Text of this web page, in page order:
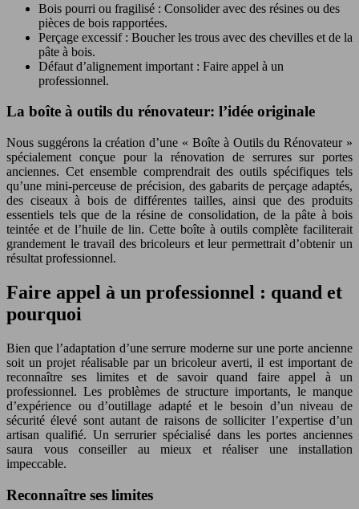
Bois pourri ou fragilisé : Consolider avec des résines ou des
pièces de bois rapportées.
Perçage excessif : Boucher les trous avec des chevilles et de la
pâte à bois.
Défaut d’alignement important : Faire appel à un
professionnel.
La boîte à outils du rénovateur: l’idée originale
Nous suggérons la création d’une « Boîte à Outils du Rénovateur »
spécialement conçue pour la rénovation de serrures sur portes
anciennes. Cet ensemble comprendrait des outils spécifiques tels
qu’une mini-perceuse de précision, des gabarits de perçage adaptés,
des ciseaux à bois de différentes tailles, ainsi que des produits
essentiels tels que de la résine de consolidation, de la pâte à bois
teintée et de l’huile de lin. Cette boîte à outils complète faciliterait
grandement le travail des bricoleurs et leur permettrait d’obtenir un
résultat professionnel.
Faire appel à un professionnel : quand et
pourquoi
Bien que l’adaptation d’une serrure moderne sur une porte ancienne
soit un projet réalisable par un bricoleur averti, il est important de
reconnaître ses limites et de savoir quand faire appel à un
professionnel. Les problèmes de structure importants, le manque
d’expérience ou d’outillage adapté et le besoin d’un niveau de
sécurité élevé sont autant de raisons de solliciter l’expertise d’un
artisan qualifié. Un serrurier spécialisé dans les portes anciennes
saura vous conseiller au mieux et réaliser une installation
impeccable.
Reconnaître ses limites